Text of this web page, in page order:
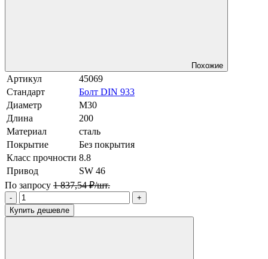
Похожие
Артикул
45069
Стандарт
Болт DIN 933
Диаметр
М30
Длина
200
Материал
сталь
Покрытие
Без покрытия
Класс прочности 8.8
Привод
SW 46
По запросу 1 837,54 ₽/шт.
-
+
Купить дешевле